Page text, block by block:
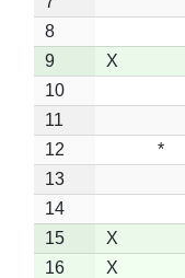
8
9
X
10
11
12
*
13
14
15
X
16
X